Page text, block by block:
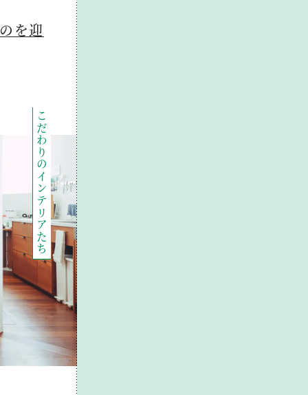
を迎
こだわりのインテリアたち